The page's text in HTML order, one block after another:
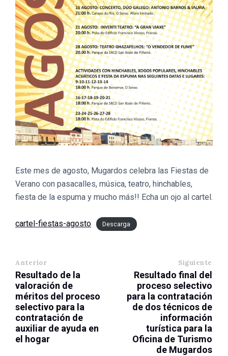
Este mes de agosto, Mugardos celebra las Fiestas de
Verano con pasacalles, música, teatro, hinchables,
fiesta de la espuma y mucho más!! Echa un ojo al cartel.
cartel-fiestas-agosto Descarga
Anterior
Resultado de la
valoración de
méritos del proceso
selectivo para la
contratación de
auxiliar de ayuda en
el hogar
Siguiente
Resultado final del
proceso selectivo
para la contratación
de dos técnicos de
información
turística para la
Oficina de Turismo
de Mugardos